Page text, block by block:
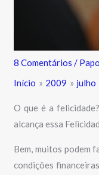
8 Comentários /
Início
2009 julho
O que é a
alcança essa
Bem, muitos podem
condições